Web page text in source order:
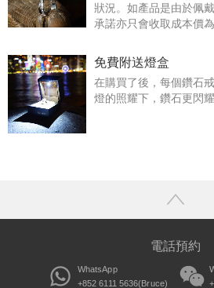
狀況。如產品是由於佩
承諾亦只會收取成本價為
免費附送燈盒
在購買了後，每個鑽石
燈的照耀下，鑽石更閃耀
電話預約
WhatsApp
+852 6111 5636(Bruce)